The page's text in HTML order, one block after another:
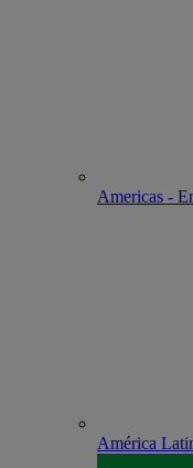
Americas -
América